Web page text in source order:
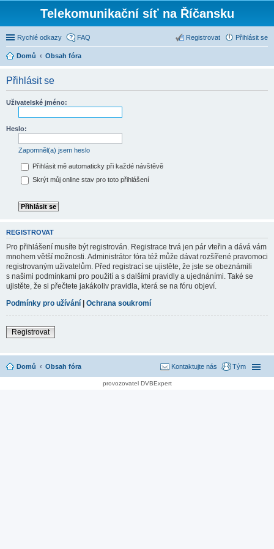
Telekomunikační síť na Říčansku
Rychlé odkazy FAQ Přihlásit se
Registrovat
Domů Obsah fóra
Přihlásit se
Uživatelské jméno:
Heslo:
Zapomněl(a) jsem heslo
Přihlásit mě automaticky při každé návštěvě
Skrýt můj online stav pro toto přihlášení
REGISTROVAT
Pro přihlášení musíte být registrován. Registrace trvá jen pár vteřin a dává vám
mnohem větší možnosti. Administrátor fóra též může dávat rozšířené pravomoci
registrovaným uživatelům. Před registrací se ujistěte, že jste se obeznámili
s našimi podmínkami pro použití a s dalšími pravidly a ujednáními. Také se
ujistěte, že si přečtete jakákoliv pravidla, která se na fóru objeví.
Podmínky pro užívání | Ochrana soukromí
Registrovat
Domů Obsah fóra Tým
Kontaktujte nás
provozovatel DVBExpert